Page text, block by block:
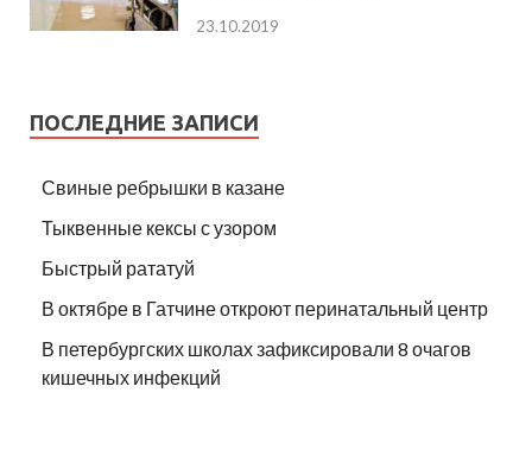
23.10.2019
ПОСЛЕДНИЕ ЗАПИСИ
Свиные ребрышки в казане
Тыквенные кексы с узором
Быстрый рататуй
В октябре в Гатчине откроют перинатальный центр
В петербургских школах зафиксировали 8 очагов
кишечных инфекций